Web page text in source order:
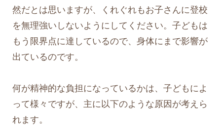
然だとは思いますが、くれぐれもお子さんに登校
を無理強いしないようにしてください。子どもは
もう限界点に達しているので、身体にまで影響が
出ているのです。
何が精神的な負担になっているかは、子どもによ
って様々ですが、主に以下のような原因が考えら
れます。